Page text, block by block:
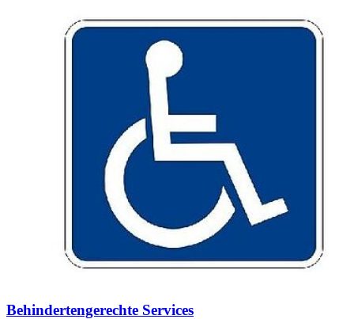
Behindertengerechte Services